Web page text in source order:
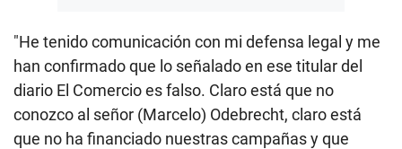
"He tenido comunicación con mi defensa legal y me
han confirmado que lo señalado en ese titular del
diario El Comercio es falso. Claro está que no
conozco al señor (Marcelo) Odebrecht, claro está
que no ha financiado nuestras campañas y que